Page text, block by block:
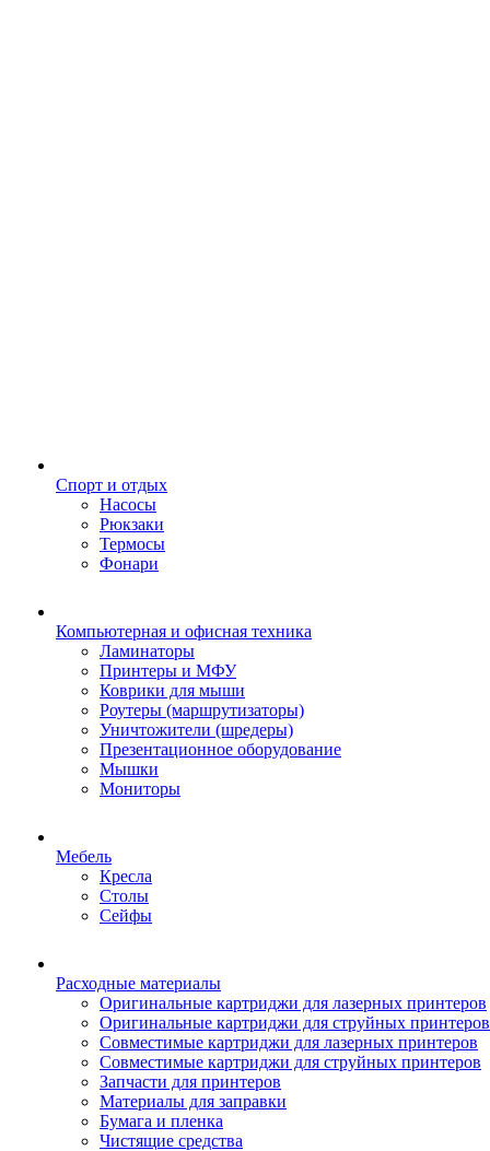
Спорт и отдых
Насосы
Рюкзаки
Термосы
Фонари
Компьютерная и офисная техника
Ламинаторы
Принтеры и МФУ
Коврики для мыши
Роутеры (маршрутизаторы)
Уничтожители (шредеры)
Презентационное оборудование
Мышки
Мониторы
Мебель
Кресла
Столы
Сейфы
Расходные материалы
Оригинальные картриджи для лазерных принтеров
Оригинальные картриджи для струйных принтеров
Совместимые картриджи для лазерных принтеров
Совместимые картриджи для струйных принтеров
Запчасти для принтеров
Материалы для заправки
Бумага и пленка
Чистящие средства